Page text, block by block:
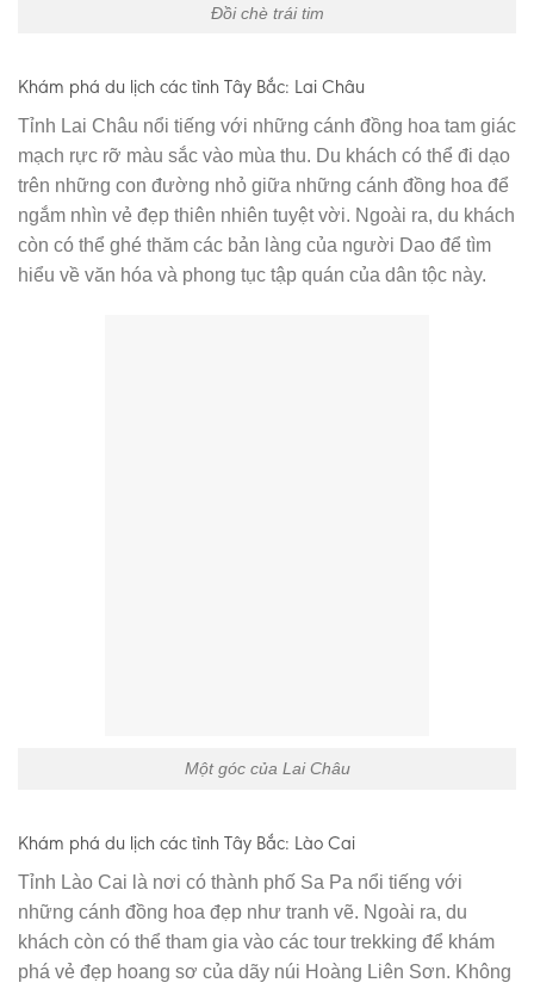
Đồi chè trái tim
Khám phá du lịch các tỉnh Tây Bắc: Lai Châu
Tỉnh Lai Châu nổi tiếng với những cánh đồng hoa tam giác
mạch rực rỡ màu sắc vào mùa thu. Du khách có thể đi dạo
trên những con đường nhỏ giữa những cánh đồng hoa để
ngắm nhìn vẻ đẹp thiên nhiên tuyệt vời. Ngoài ra, du khách
còn có thể ghé thăm các bản làng của người Dao để tìm
hiểu về văn hóa và phong tục tập quán của dân tộc này.
Một góc của Lai Châu
Khám phá du lịch các tỉnh Tây Bắc: Lào Cai
Tỉnh Lào Cai là nơi có thành phố Sa Pa nổi tiếng với
những cánh đồng hoa đẹp như tranh vẽ. Ngoài ra, du
khách còn có thể tham gia vào các tour trekking để khám
phá vẻ đẹp hoang sơ của dãy núi Hoàng Liên Sơn. Không